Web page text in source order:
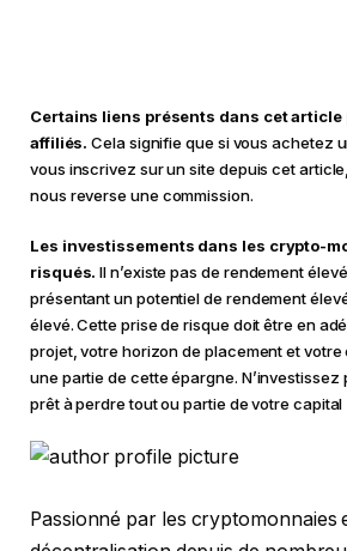
Certains liens présents dans cet article
affiliés. Cela signifie que si vous achetez
vous inscrivez sur un site depuis cet
nous reverse une commission.
Les investissements dans les crypto-
risqués. Il n’existe pas de rendement
présentant un potentiel de rendement
élevé. Cette prise de risque doit être en
projet, votre horizon de placement et
une partie de cette épargne. N’investissez
prêt à perdre tout ou partie de votre capital
Passionné par les cryptomonnaies